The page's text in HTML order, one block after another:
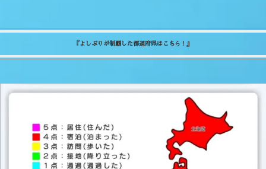
『よしぷりが制覇した都道府県はこちら！』